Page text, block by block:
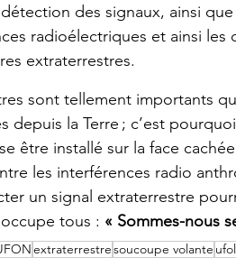
des signaux, ainsi
radio­élec­triques et ainsi
extra­ter­restres.
sont telle­ment impor­tants
depuis la Terre ; c’est
être installé sur la face
les inter­fé­rences radio
un signal extra­ter­restre
tous : « Sommes-nous
extraterrestresoucoupe volante